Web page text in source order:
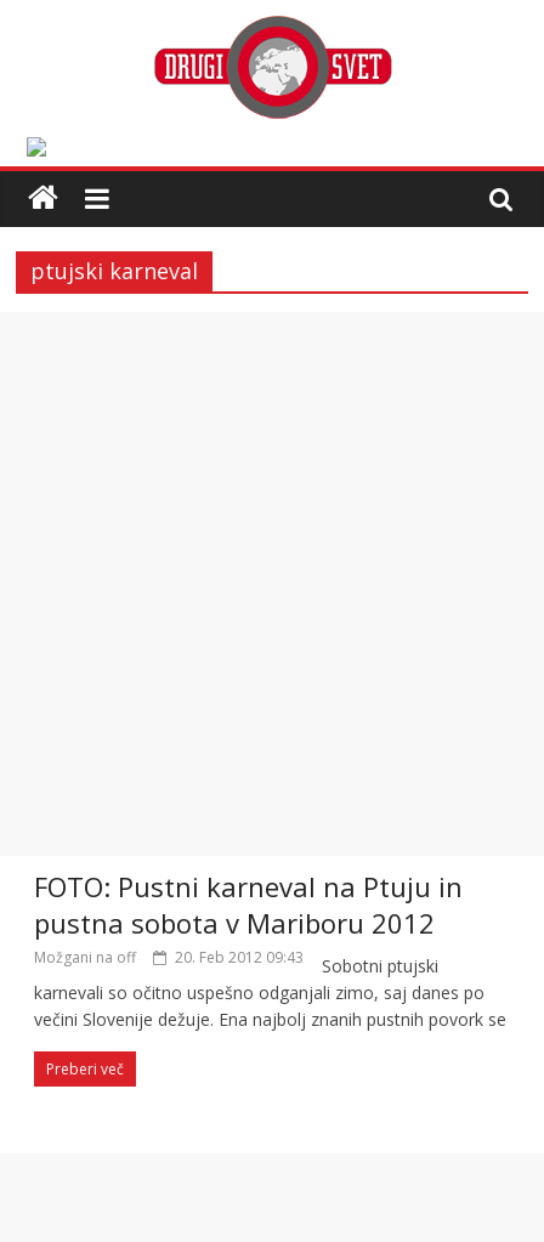
ptujski karneval
FOTO: Pustni karneval na Ptuju in
pustna sobota v Mariboru 2012
Možgani na off 20. Feb 2012 09:43
Sobotni ptujski
karnevali so očitno uspešno odganjali zimo, saj danes po
večini Slovenije dežuje. Ena najbolj znanih pustnih povork se
Preberi več